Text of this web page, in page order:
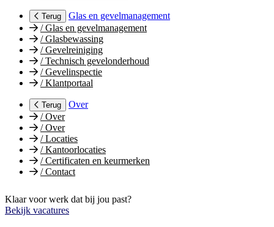
Terug
Glas en gevelmanagement
/Glas en gevelmanagement
/Glasbewassing
/Gevelreiniging
/Technisch gevelonderhoud
/Gevelinspectie
/Klantportaal
Terug
Over
/Over
/Over
/Locaties
/Kantoorlocaties
/Certificaten en keurmerken
/Contact
Klaar voor werk dat bij jou past?
Bekijk vacatures